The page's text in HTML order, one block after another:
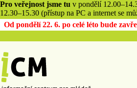
Pro veřejnost jsme tu v pondělí
12.30–15.30 (přístup na PC a internet se
Od pondělí 22. 6. po celé léto bude